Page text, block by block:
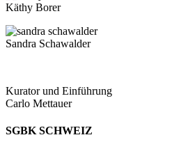
Käthy Borer
Sandra Schawalder
Kurator und Einführung
Carlo Mettauer
SGBK SCHWEIZ